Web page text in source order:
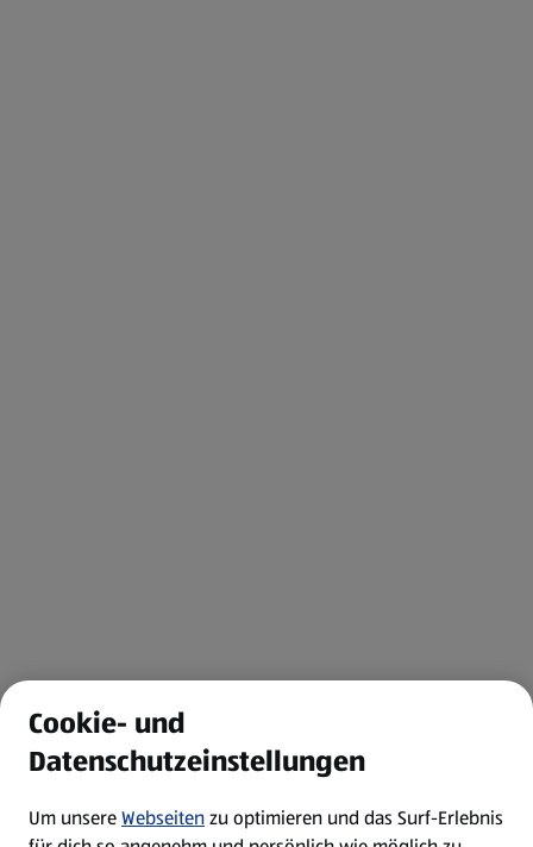
Cookie- und
Datenschutzeinstellungen
Um unsereWebseitenzu optimieren und das Surf-Erlebnis